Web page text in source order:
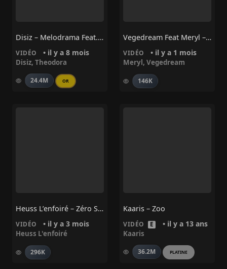
Disiz – Melodrama Feat. Theodora
VIDÉO • il y a 8 mois
Disiz, Theodora
24.4M OR
Vegedream Feat Meryl – Supernova
VIDÉO • il y a 1 mois
Meryl, Vegedream
146K
Heuss L’enfoiré – Zéro Stress
VIDÉO • il y a 3 mois
Heuss L'enfoiré
296K
Kaaris – Zoo
VIDÉO E • il y a 13 ans
Kaaris
36.2M PLATINE